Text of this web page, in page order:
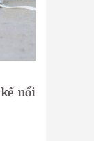
nổi